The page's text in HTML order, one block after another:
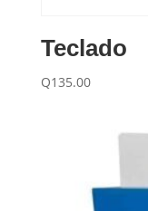
Teclado
Q135.00